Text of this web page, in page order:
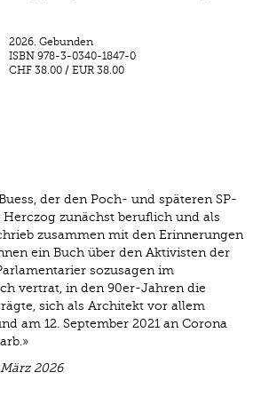
2026. Gebunden
ISBN 978-3-0340-1847-0
CHF 38.00 /EUR 38.00
der den Poch- und späteren SP-
zunächst beruflich und als
zusammen mit den Erinnerungen
ein Buch über den Aktivisten der
sozusagen im
vertrat, in den 90er-Jahren die
sich als Architekt vor allem
am 12. September 2021 an Corona
2026